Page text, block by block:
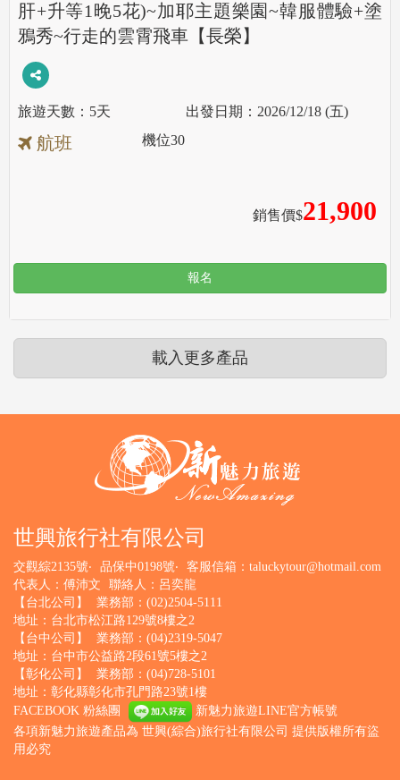
肝+升等1晚5花)~加耶主題樂園~韓服體驗+塗
鴉秀~行走的雲霄飛車【長榮】
5天 2026/12/18 (五)
航班
銷售價$21,900
機位30
報名
載入更多產品
世興旅行社有限公司
交觀綜2135號‧ 品保中0198號‧ 客服信箱： taluckytour@hotmail.com
代表人：傅沛文
聯絡人：呂奕龍
【台北公司】
業務部：(02)2504-5111
地址：台北市松江路129號8樓之2
【台中公司】
業務部：(04)2319-5047
地址：台中市公益路2段61號5樓之2
【彰化公司】
業務部：(04)728-5101
地址：彰化縣彰化市孔門路23號1樓
FACEBOOK 粉絲團
新魅力旅遊LINE官方帳號
各項新魅力旅遊產品為 世興(綜合)旅行社有限公司 提供版權所有盜
用必究